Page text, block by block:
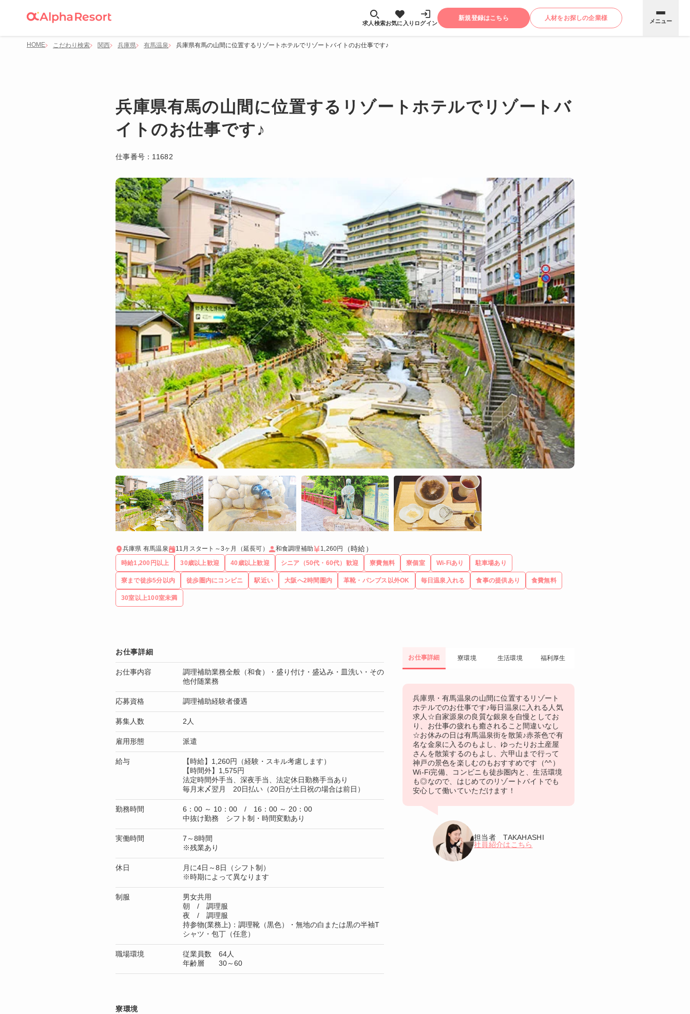
求人検索お気に入り ログイン
新規登録はこちら 人材をお探しの企業様 メニュー
HOME こだわり検索 関西 兵庫県 有馬温泉 兵庫県有馬の山間に位置するリゾートホテルでリゾートバイトのお仕事です♪
兵庫県有馬の山間に位置するリゾートホテルでリゾートバ
イトのお仕事です♪
仕事番号： 11682
兵庫県 有馬温泉 11月スタート～3ヶ月（延長可） 和食調理補助 1,260円 （時給）
時給1,200円以上 30歳以上歓迎 40歳以上歓迎 シニア（50代・60代）歓迎 寮費無料 寮個室 Wi-Fiあり 駐車場あり
寮まで徒歩5分以内 徒歩圏内にコンビニ 駅近い 大阪へ2時間圏内 革靴・パンプス以外OK 毎日温泉入れる 食事の提供あり 食費無料
30室以上100室未満
お仕事詳細 寮環境 生活環境 福利厚生
兵庫県・有馬温泉の山間に位置するリゾート
ホテルでのお仕事です♪毎日温泉に入れる人気
求人☆自家源泉の良質な銀泉を自慢としてお
り、お仕事の疲れも癒されること間違いなし
☆お休みの日は有馬温泉街を散策♪赤茶色で有
名な金泉に入るのもよし、ゆったりお土産屋
さんを散策するのもよし、六甲山まで行って
神戸の景色を楽しむのもおすすめです（^^）
Wi-Fi完備、コンビニも徒歩圏内と、生活環境
も◎なので、はじめてのリゾートバイトでも
安心して働いていただけます！
担当者 TAKAHASHI
社員紹介はこちら
お仕事詳細
お仕事内容
調理補助業務全般（和食）・盛り付け・盛込み・皿洗い・その
他付随業務
応募資格 調理補助経験者優遇
募集人数 2人
雇用形態 派遣
給与
【時給】1,260円（経験・スキル考慮します）
【時間外】1,575円
法定時間外手当、深夜手当、法定休日勤務手当あり
毎月末〆翌月 20日払い（20日が土日祝の場合は前日）
勤務時間
6：00 ～ 10：00 / 16：00 ～ 20：00
中抜け勤務 シフト制・時間変動あり
実働時間
7～8時間
※残業あり
休日
月に4日～8日（シフト制）
※時期によって異なります
制服
男女共用
朝 / 調理服
夜 / 調理服
持参物(業務上)：調理靴（黒色）・無地の白または黒の半袖T
シャツ・包丁（任意）
職場環境
従業員数 64人
年齢層 30～60
寮環境